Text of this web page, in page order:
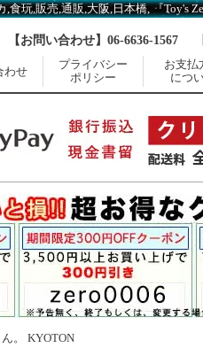
玩,販売,通販,大阪,日本橋, 『Toy's
【お問い合わせ】06-6636-1567
わせ
プライバシー
ポリシー
お支払
につ
。 KYOTON